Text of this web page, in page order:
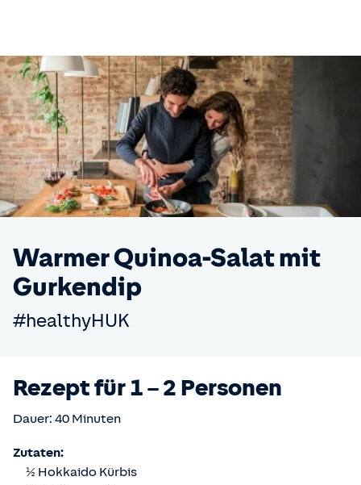
Warmer Quinoa-Salat mit
Gurkendip
#healthyHUK
Rezept für 1 – 2 Personen
Dauer: 40 Minuten
Zutaten:
½ Hokkaido Kürbis